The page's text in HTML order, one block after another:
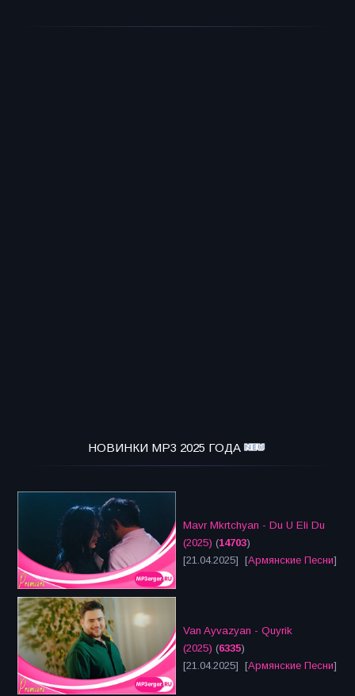
НОВИНКИ MP3 2025 ГОДА
Mavr Mkrtchyan - Du U Eli Du
(2025) (14703)
[21.04.2025] [Армянские Песни]
Van Ayvazyan - Quyrik
(2025) (6335)
[21.04.2025] [Армянские Песни]